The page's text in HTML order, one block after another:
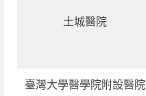
土城醫院
臺灣大學醫學院附設醫院